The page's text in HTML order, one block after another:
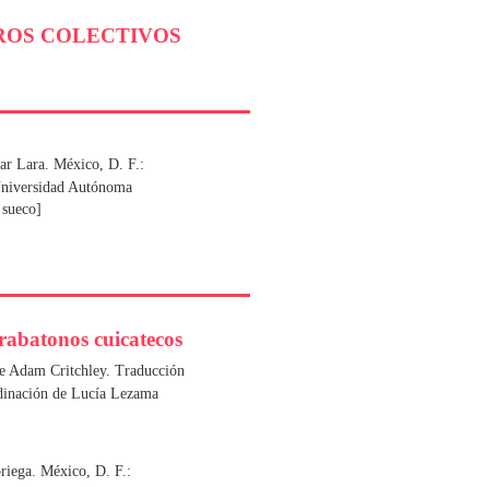
COLECTIVOS
Lara. México, D. F.:
Autónoma
cuicatecos
Adam Critchley. Traducción
de Lucía Lezama
México, D. F.: